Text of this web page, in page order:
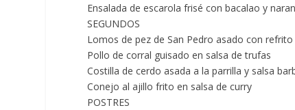
Ensalada de escarola frisé con bacalao y
SEGUNDOS
Lomos de pez de San Pedro asado con
Pollo de corral guisado en salsa de trufas
Costilla de cerdo asada a la parrilla y salsa
Conejo al ajillo frito en salsa de curry
POSTRES